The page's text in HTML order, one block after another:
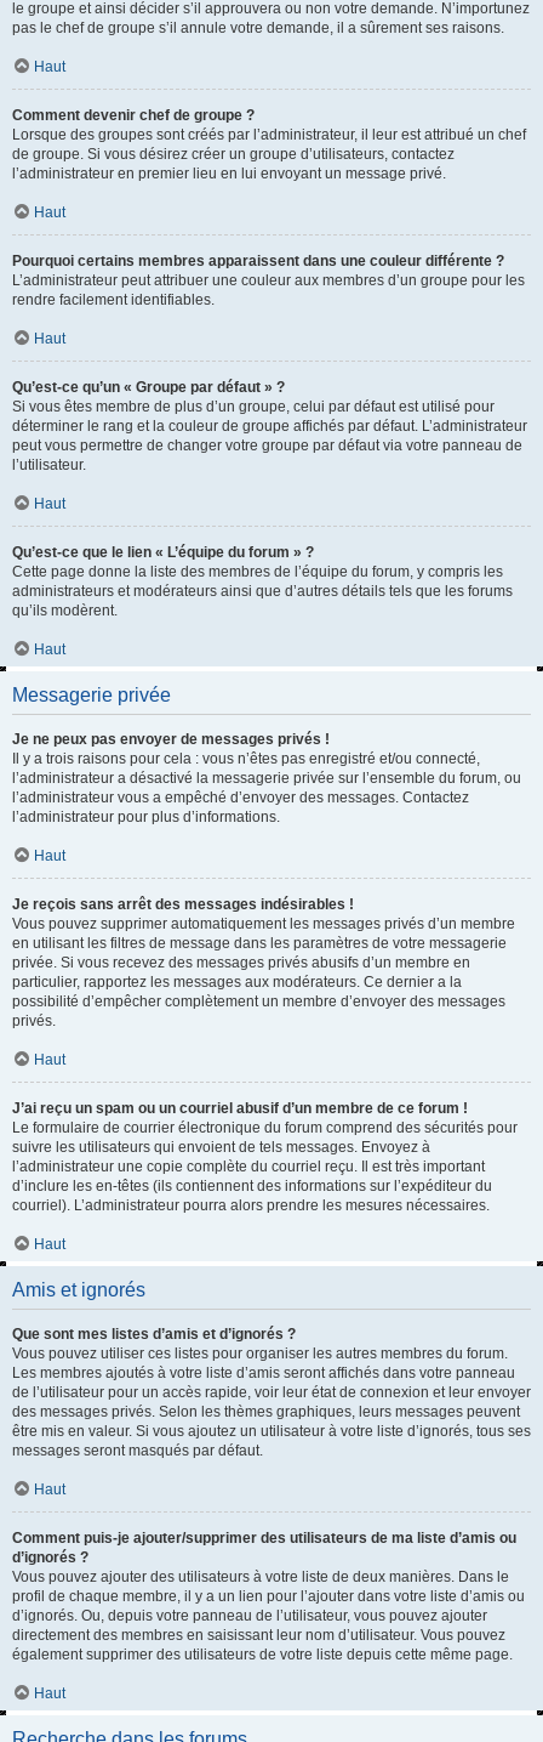
le groupe et ainsi décider s’il approuvera ou non votre demande. N’importunez
pas le chef de groupe s’il annule votre demande, il a sûrement ses raisons.
Haut
Comment devenir chef de groupe ?
Lorsque des groupes sont créés par l’administrateur, il leur est attribué un chef
de groupe. Si vous désirez créer un groupe d’utilisateurs, contactez
l’administrateur en premier lieu en lui envoyant un message privé.
Haut
Pourquoi certains membres apparaissent dans une couleur différente ?
L’administrateur peut attribuer une couleur aux membres d’un groupe pour les
rendre facilement identifiables.
Haut
Qu’est-ce qu’un « Groupe par défaut » ?
Si vous êtes membre de plus d’un groupe, celui par défaut est utilisé pour
déterminer le rang et la couleur de groupe affichés par défaut. L’administrateur
peut vous permettre de changer votre groupe par défaut via votre panneau de
l’utilisateur.
Haut
Qu’est-ce que le lien « L’équipe du forum » ?
Cette page donne la liste des membres de l’équipe du forum, y compris les
administrateurs et modérateurs ainsi que d’autres détails tels que les forums
qu’ils modèrent.
Haut
Messagerie privée
Je ne peux pas envoyer de messages privés !
Il y a trois raisons pour cela : vous n’êtes pas enregistré et/ou connecté,
l’administrateur a désactivé la messagerie privée sur l’ensemble du forum, ou
l’administrateur vous a empêché d’envoyer des messages. Contactez
l’administrateur pour plus d’informations.
Haut
Je reçois sans arrêt des messages indésirables !
Vous pouvez supprimer automatiquement les messages privés d’un membre
en utilisant les filtres de message dans les paramètres de votre messagerie
privée. Si vous recevez des messages privés abusifs d’un membre en
particulier, rapportez les messages aux modérateurs. Ce dernier a la
possibilité d’empêcher complètement un membre d’envoyer des messages
privés.
Haut
J’ai reçu un spam ou un courriel abusif d’un membre de ce forum !
Le formulaire de courrier électronique du forum comprend des sécurités pour
suivre les utilisateurs qui envoient de tels messages. Envoyez à
l’administrateur une copie complète du courriel reçu. Il est très important
d’inclure les en-têtes (ils contiennent des informations sur l’expéditeur du
courriel). L’administrateur pourra alors prendre les mesures nécessaires.
Haut
Amis et ignorés
Que sont mes listes d’amis et d’ignorés ?
Vous pouvez utiliser ces listes pour organiser les autres membres du forum.
Les membres ajoutés à votre liste d’amis seront affichés dans votre panneau
de l’utilisateur pour un accès rapide, voir leur état de connexion et leur envoyer
des messages privés. Selon les thèmes graphiques, leurs messages peuvent
être mis en valeur. Si vous ajoutez un utilisateur à votre liste d’ignorés, tous ses
messages seront masqués par défaut.
Haut
Comment puis-je ajouter/supprimer des utilisateurs de ma liste d’amis ou
d’ignorés ?
Vous pouvez ajouter des utilisateurs à votre liste de deux manières. Dans le
profil de chaque membre, il y a un lien pour l’ajouter dans votre liste d’amis ou
d’ignorés. Ou, depuis votre panneau de l’utilisateur, vous pouvez ajouter
directement des membres en saisissant leur nom d’utilisateur. Vous pouvez
également supprimer des utilisateurs de votre liste depuis cette même page.
Haut